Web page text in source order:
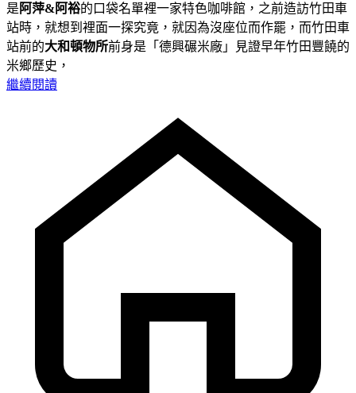
是 阿萍&阿裕的口袋名單裡一家特色咖啡館，之前造訪竹田車
站時，就想到裡面一探究竟，就因為沒座位而作罷，而竹田車
站前的大和頓物所前身是「德興碾米廠」見證早年竹田豐饒的
米鄉歷史，
繼續閱讀